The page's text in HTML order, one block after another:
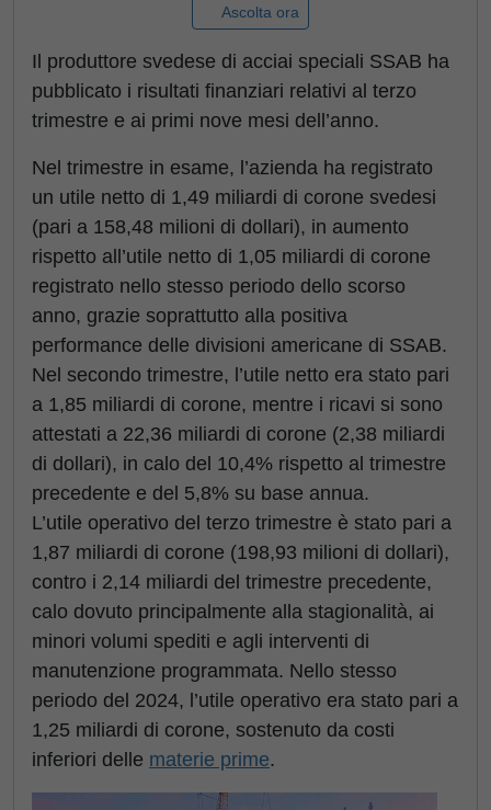
Ascolta ora
Il produttore svedese di acciai speciali SSAB ha
pubblicato i risultati finanziari relativi al terzo
trimestre e ai primi nove mesi dell’anno.
Nel trimestre in esame, l’azienda ha registrato
un utile netto di 1,49 miliardi di corone svedesi
(pari a 158,48 milioni di dollari), in aumento
rispetto all’utile netto di 1,05 miliardi di corone
registrato nello stesso periodo dello scorso
anno, grazie soprattutto alla positiva
performance delle divisioni americane di SSAB.
Nel secondo trimestre, l’utile netto era stato pari
a 1,85 miliardi di corone, mentre i ricavi si sono
attestati a 22,36 miliardi di corone (2,38 miliardi
di dollari), in calo del 10,4% rispetto al trimestre
precedente e del 5,8% su base annua.
L’utile operativo del terzo trimestre è stato pari a
1,87 miliardi di corone (198,93 milioni di dollari),
contro i 2,14 miliardi del trimestre precedente,
calo dovuto principalmente alla stagionalità, ai
minori volumi spediti e agli interventi di
manutenzione programmata. Nello stesso
periodo del 2024, l’utile operativo era stato pari a
1,25 miliardi di corone, sostenuto da costi
inferiori delle materie prime.